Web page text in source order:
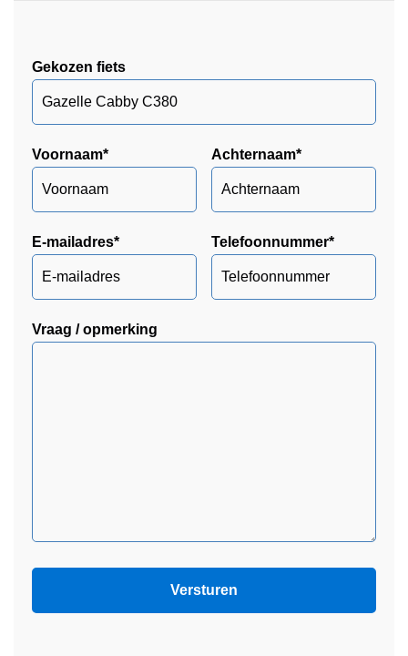
Gekozen fiets
Voornaam* Achternaam*
E-mailadres* Telefoonnummer*
Vraag / opmerking